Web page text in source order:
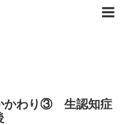
かわり③ 生認知症